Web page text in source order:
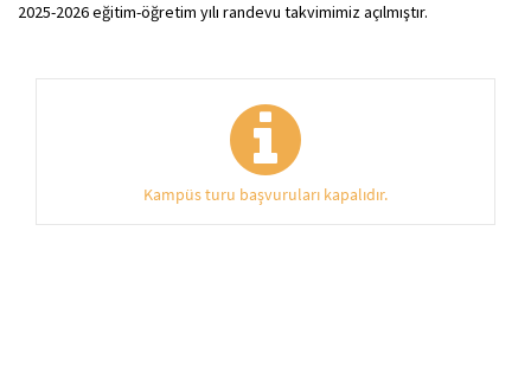
2025-2026 eğitim-öğretim yılı randevu takvimimiz açılmıştır.